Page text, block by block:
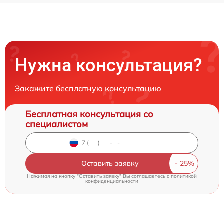
Нужна консультация?
Закажите бесплатную консультацию
Бесплатная консультация со
специалистом
Оставить заявку
Нажимая на кнопку "Оставить заявку" Вы соглашаетесь cполитикой
конфиденциальности